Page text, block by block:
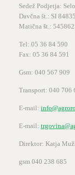
Sedež Podjetja:
Davčna št.: SI
Matična št.:
Tel: 05 36 84 590
Fax: 05 36 84 591
Gsm: 040 567 909
Transport: 040 706
E-mail:
E-mail:
Direktor: Katja
gsm 040 238 685